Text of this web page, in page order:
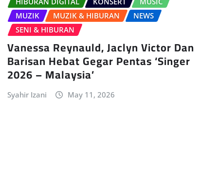
MUZIK
MUZIK & HIBURAN
NEWS
SENI & HIBURAN
Vanessa Reynauld, Jaclyn Victor Dan
Barisan Hebat Gegar Pentas ‘Singer
2026 – Malaysia’
Syahir Izani May 11, 2026